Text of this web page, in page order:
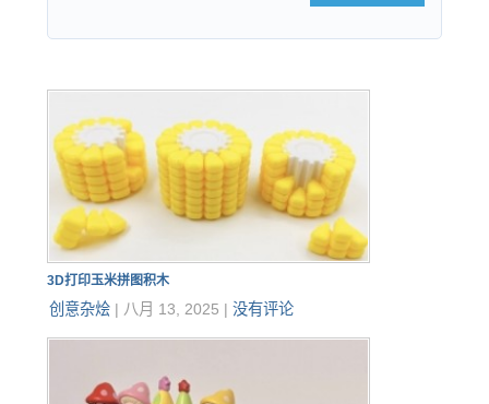
3D打印玉米拼图积木
创意杂烩| 八月 13, 2025 | 没有评论